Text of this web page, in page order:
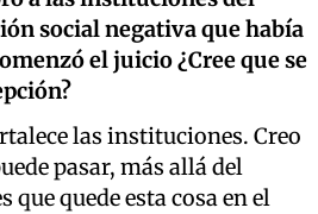
social negativa que había
el juicio ¿Cree que se
las instituciones. Creo
pasar, más allá del
que quede esta cosa en el